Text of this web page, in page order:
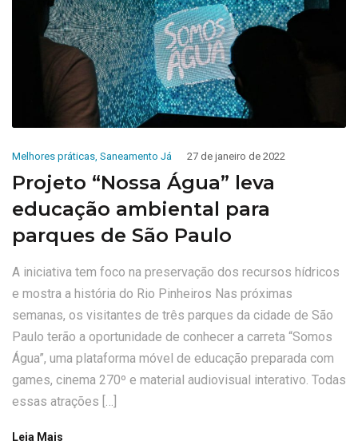
Melhores práticas Saneamento Já 27 de janeiro de 2022
Projeto “Nossa Água” leva
educação ambiental para
parques de São Paulo
A iniciativa tem foco na preservação dos recursos hídricos
e mostra a história do Rio Pinheiros Nas próximas
semanas, os visitantes de três parques da cidade de São
Paulo terão a oportunidade de conhecer a carreta “Somos
Água”, uma plataforma móvel de educação preparada com
games, cinema 270º e material audiovisual interativo. Todas
essas atrações […]
Leia Mais